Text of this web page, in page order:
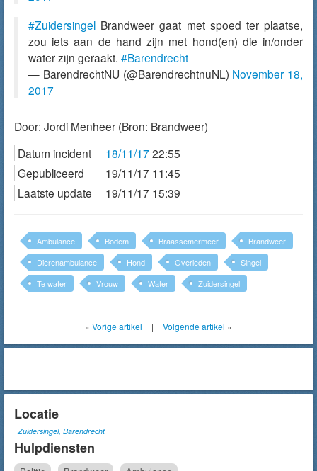
#Zuidersingel Brandweer gaat met spoed ter plaatse,
zou iets aan de hand zijn met hond(en) die in/onder
water zijn geraakt. #Barendrecht
— BarendrechtNU (@BarendrechtnuNL) November 18,
2017
Door: Jordi Menheer (Bron: Brandweer)
Datum incident
18/11/17 22:55
Gepubliceerd
19/11/17 11:45
Laatste update
19/11/17 15:39
Ambulance Bodem Braassemermeer
Brandweer
Dierenambulance
Hond Overleden
Singel
Te water
Vrouw Water Zuidersingel
« Vorige artikel | Volgende artikel »
Locatie
Zuidersingel, Barendrecht
Hulpdiensten